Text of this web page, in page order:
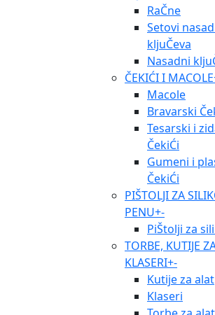
RaČne
Setovi
kljuČeva
Nasadni
ČEKIĆI I MACOLE
Macole
Bravarski
Tesarski i
ČekiĆi
Gumeni i
ČekiĆi
PIŠTOLJI ZA
PENU+-
PiŠtolji za
TORBE, KUTIJE
KLASERI+-
Kutije za alat
Klaseri